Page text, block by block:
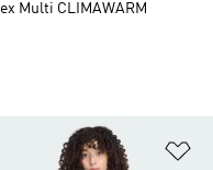
à la Liste de produits
Multi CLIMAWARM